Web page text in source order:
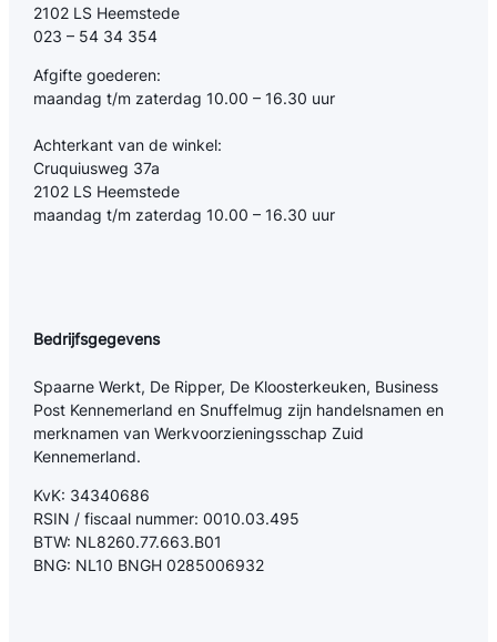
2102 LS Heemstede
023 – 54 34 354
Afgifte goederen:
maandag t/m zaterdag 10.00 – 16.30 uur
Achterkant van de winkel:
Cruquiusweg 37a
2102 LS Heemstede
maandag t/m zaterdag 10.00 – 16.30 uur
Bedrijfsgegevens
Spaarne Werkt, De Ripper, De Kloosterkeuken, Business
Post Kennemerland en Snuffelmug zijn handelsnamen en
merknamen van Werkvoorzieningsschap Zuid
Kennemerland.
KvK: 34340686
RSIN / fiscaal nummer: 0010.03.495
BTW: NL8260.77.663.B01
BNG: NL10 BNGH 0285006932